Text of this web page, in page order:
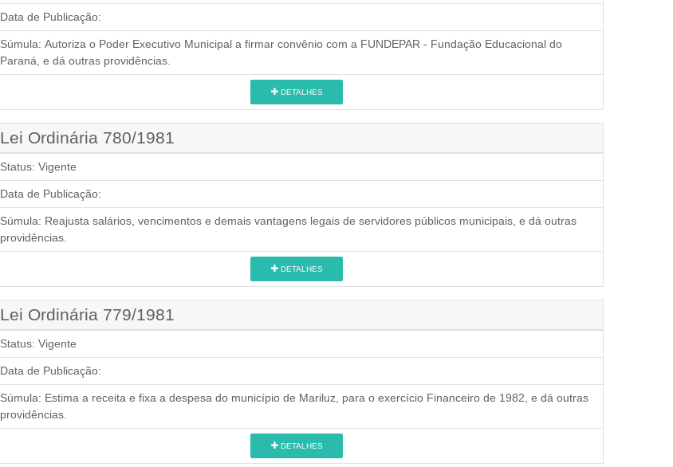
Data de Publicação:
Súmula: Autoriza o Poder Executivo Municipal a firmar convênio com a FUNDEPAR - Fundação Educacional do
Paraná, e dá outras providências.
DETALHES
Lei Ordinária 780/1981
Status: Vigente
Data de Publicação:
Súmula: Reajusta salários, vencimentos e demais vantagens legais de servidores públicos municipais, e dá outras
providências.
DETALHES
Lei Ordinária 779/1981
Status: Vigente
Data de Publicação:
Súmula: Estima a receita e fixa a despesa do município de Mariluz, para o exercício Financeiro de 1982, e dá outras
providências.
DETALHES